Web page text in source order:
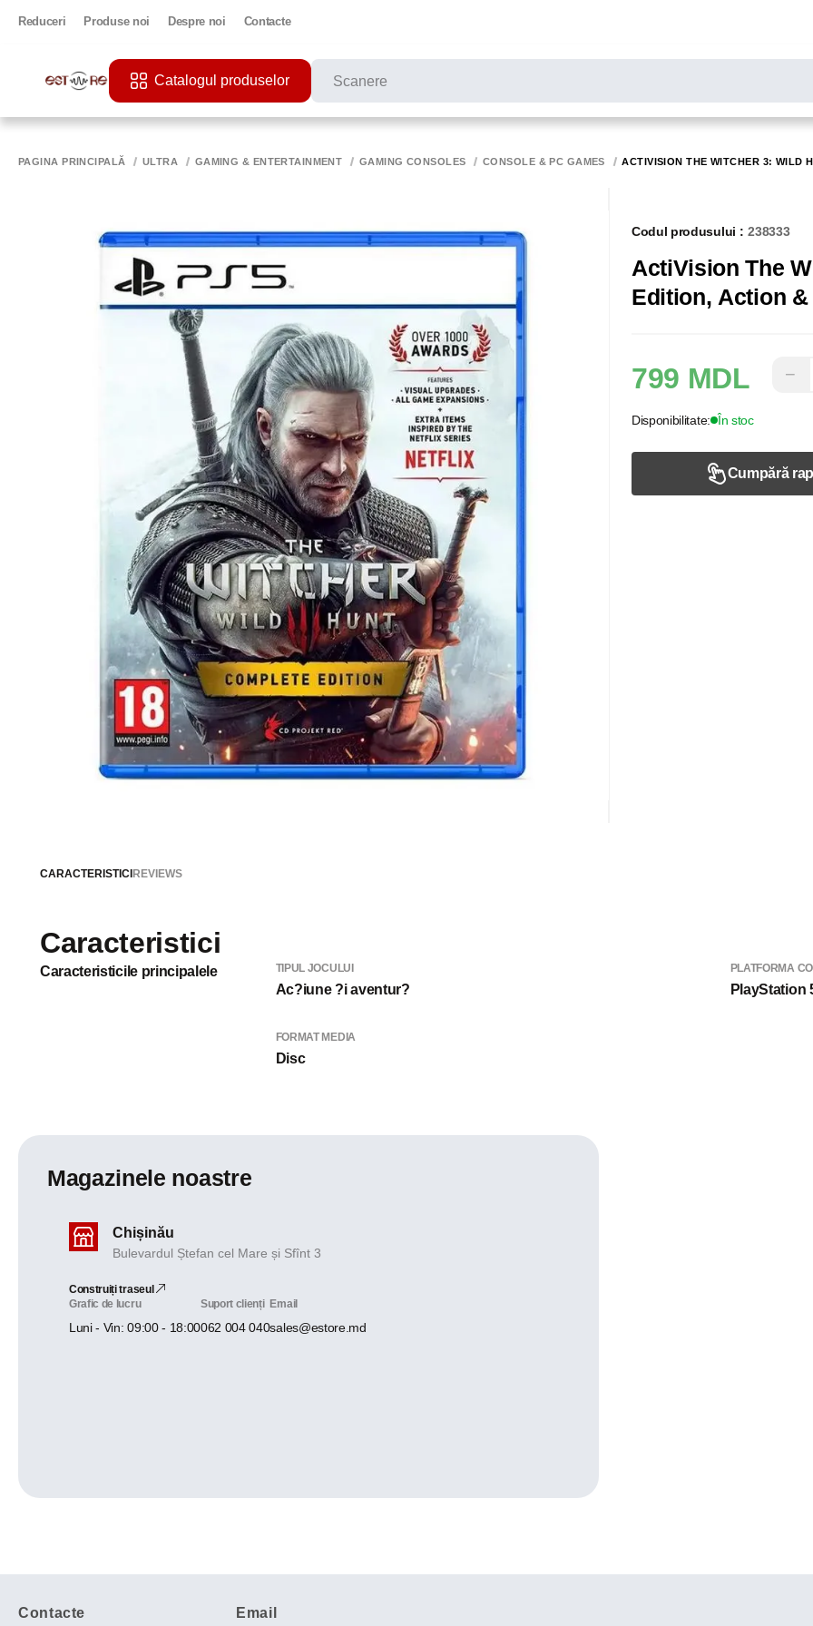
Reduceri Produse noi Despre noi Contacte
Catalogul produselor
PAGINA PRINCIPALĂ ULTRA GAMING & ENTERTAINMENT GAMING CONSOLES CONSOLE & PC GAMES ACTIVISION THE WITCHER 3: WILD
Codul produsului : 238333
ActiVision The
Edition, Action
799 MDL −
Disponibilitate: În stoc
Cumpără
CARACTERISTICI REVIEWS
Caracteristici
Caracteristicile principalele TIPUL JOCULUI
Ac?iune ?i aventur?
PLATFORMA
PlayStation
FORMAT MEDIA
Disc
Magazinele noastre
Chișinău
Bulevardul Ștefan cel Mare și Sfînt 3
Construiți traseul
Grafic de lucru
Luni - Vin: 09:00 - 18:00
Suport clienți
062 004 040
Email
sales@estore.md
Contacte Email